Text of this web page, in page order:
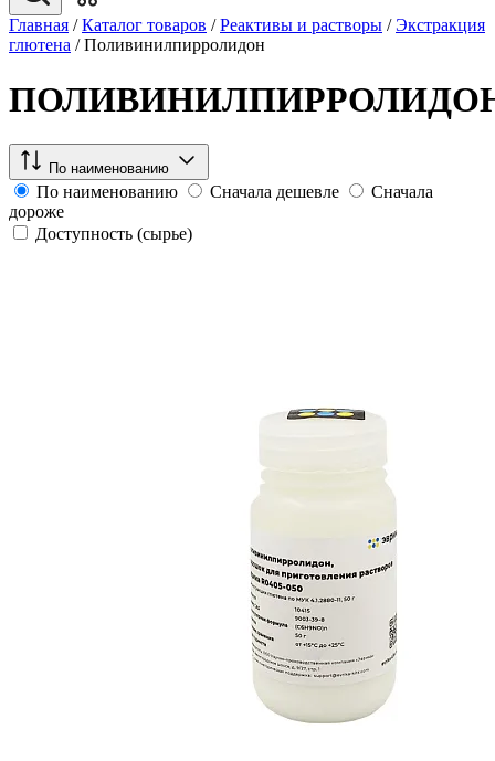
Главная / Каталог товаров / Реактивы и растворы / Экстракция
глютена / Поливинилпирролидон
По наименованию
По наименованию Сначала дешевле
Сначала
дороже
Доступность (сырье)